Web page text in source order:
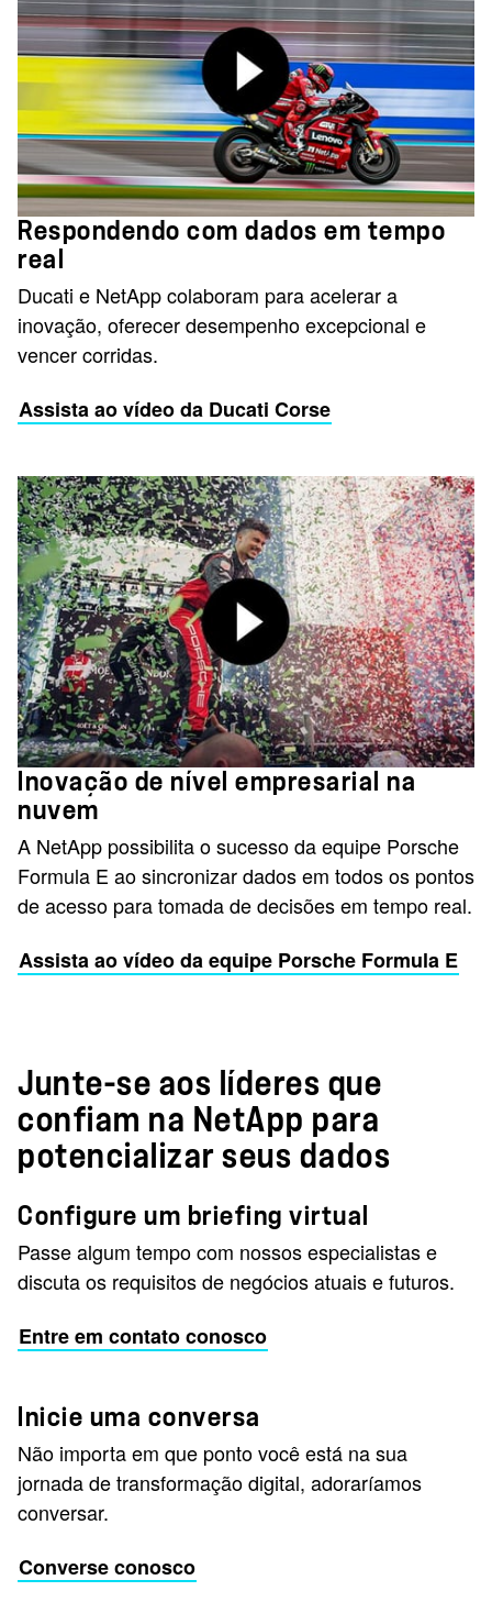
Respondendo com dados em tempo
real
Ducati e NetApp colaboram para acelerar a
inovação, oferecer desempenho excepcional e
vencer corridas.
Assista ao vídeo da Ducati Corse
Inovação de nível empresarial na
nuvem
A NetApp possibilita o sucesso da equipe Porsche
Formula E ao sincronizar dados em todos os pontos
de acesso para tomada de decisões em tempo real.
Assista ao vídeo da equipe Porsche Formula E
Junte-se aos líderes que
confiam na NetApp para
potencializar seus dados
Configure um briefing virtual
Passe algum tempo com nossos especialistas e
discuta os requisitos de negócios atuais e futuros.
Entre em contato conosco
Inicie uma conversa
Não importa em que ponto você está na sua
jornada de transformação digital, adoraríamos
conversar.
Converse conosco